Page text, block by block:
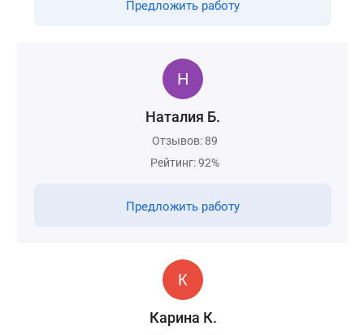
Предложить работу
Наталия Б.
Отзывов: 89
Рейтинг: 92%
Предложить работу
Карина К.